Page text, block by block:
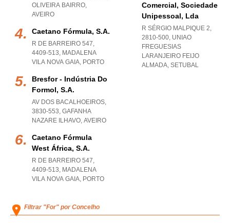
OLIVEIRA BAIRRO,
AVEIRO
Caetano Fórmula, S.a.
R DE BARREIRO 547,
4409-513, MADALENA
VILA NOVA GAIA, PORTO
Bresfor - Indústria Do
Formol, S.a.
AV DOS BACALHOEIROS,
3830-553, GAFANHA
NAZARE ILHAVO, AVEIRO
Caetano Fórmula
West África, S.a.
R DE BARREIRO 547,
4409-513, MADALENA
VILA NOVA GAIA, PORTO
Comercial, Sociedade
Unipessoal, Lda
R SÉRGIO MALPIQUE 2,
2810-500, UNIAO
FREGUESIAS
LARANJEIRO FEIJO
ALMADA, SETUBAL
Filtrar "For" por Concelho